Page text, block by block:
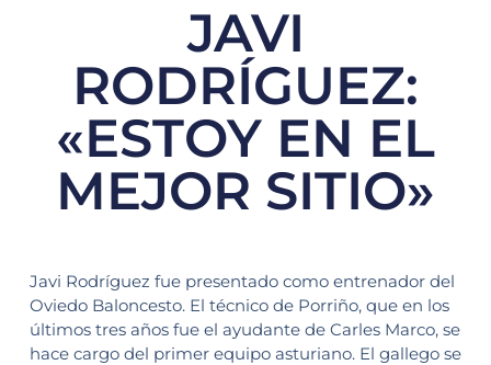
JAVI
RODRÍGUEZ:
«ESTOY EN EL
MEJOR SITIO»
Javi Rodríguez fue presentado como entrenador del
Oviedo Baloncesto. El técnico de Porriño, que en los
últimos tres años fue el ayudante de Carles Marco, se
hace cargo del primer equipo asturiano. El gallego se